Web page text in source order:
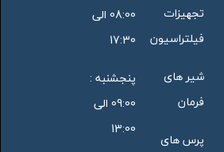
تجهیزات
فیلتراسیون
شیر های
فرمان
پرس های
08:00 الی
17:30
پنجشنبه :
09:00 الی
13:00